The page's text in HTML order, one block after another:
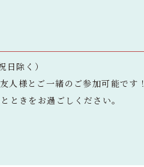
除く）
人様とご一緒のご参加可能です！
ときをお過ごしください。